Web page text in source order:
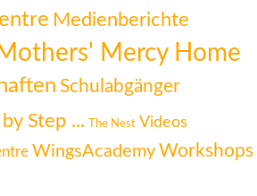
Medienberichte
Mothers' Mercy Home
Schulabgänger
Step ... The Nest Videos
WingsAcademy Workshops